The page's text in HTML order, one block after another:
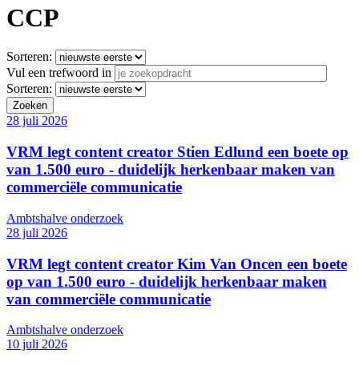
CCP
Sorteren:
Vul een trefwoord in
Sorteren:
28 juli 2026
VRM legt content creator Stien Edlund een boete op
van 1.500 euro - duidelijk herkenbaar maken van
commerciële communicatie
Ambtshalve onderzoek
28 juli 2026
VRM legt content creator Kim Van Oncen een boete
op van 1.500 euro - duidelijk herkenbaar maken
van commerciële communicatie
Ambtshalve onderzoek
10 juli 2026